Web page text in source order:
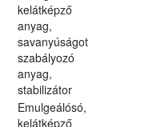
kelátképző
anyag,
savanyúságot
szabályozó
anyag,
stabilizátor
Emulgeálósó,
kelátképző